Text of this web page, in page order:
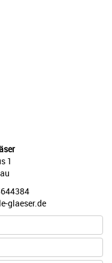
1
glaeser.de